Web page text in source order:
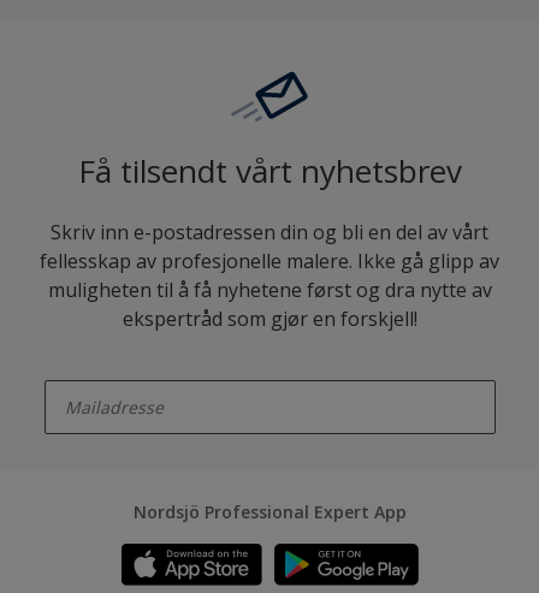
Få tilsendt vårt nyhetsbrev
Skriv inn e-postadressen din og bli en del av vårt
fellesskap av profesjonelle malere. Ikke gå glipp av
muligheten til å få nyhetene først og dra nytte av
ekspertråd som gjør en forskjell!
Nordsjö Professional Expert App